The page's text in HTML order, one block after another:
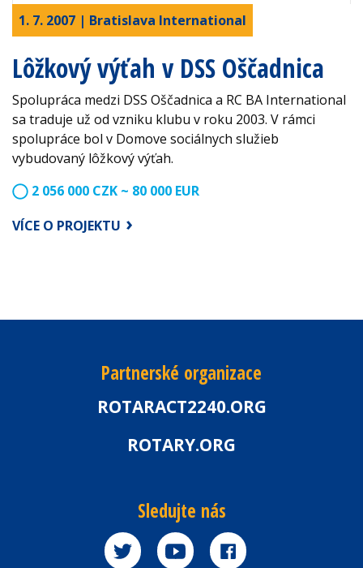
1. 7. 2007 | Bratislava International
Lôžkový výťah v DSS Oščadnica
Spolupráca medzi DSS Oščadnica a RC BA International
sa traduje už od vzniku klubu v roku 2003. V rámci
spolupráce bol v Domove sociálnych služieb
vybudovaný lôžkový výťah.
2 056 000 CZK ~ 80 000 EUR
VÍCE O PROJEKTU
Partnerské organizace
ROTARACT2240.ORG
ROTARY.ORG
Sledujte nás